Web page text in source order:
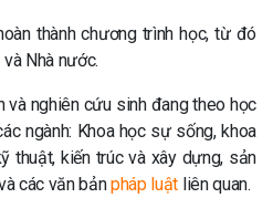
thành chương trình học, từ đó
Nhà nước.
và nghiên cứu sinh đang theo học
ngành: Khoa học sự sống, khoa
thuật, kiến trúc và xây dựng, sản
các văn bảnpháp luật liên quan.